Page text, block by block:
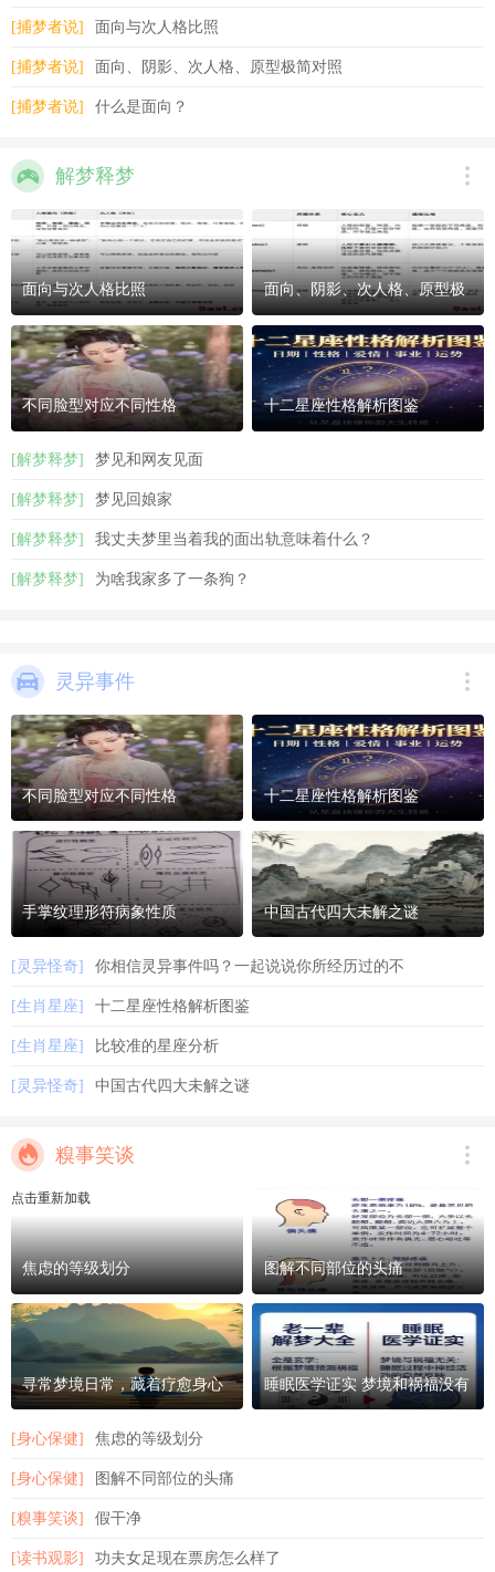
[捕梦者说] 面向与次人格比照
[捕梦者说] 面向、阴影、次人格、原型极简对照
[捕梦者说] 什么是面向？
解梦释梦
面向与次人格比照 面向、阴影、次人格、原型极
简对照
不同脸型对应不同性格 十二星座性格解析图鉴
[解梦释梦] 梦见和网友见面
[解梦释梦] 梦见回娘家
[解梦释梦] 我丈夫梦里当着我的面出轨意味着什么？
[解梦释梦] 为啥我家多了一条狗？
灵异事件
不同脸型对应不同性格 十二星座性格解析图鉴
手掌纹理形符病象性质 中国古代四大未解之谜
[灵异怪奇] 你相信灵异事件吗？一起说说你所经历过的不
[生肖星座] 十二星座性格解析图鉴
[生肖星座] 比较准的星座分析
[灵异怪奇] 中国古代四大未解之谜
糗事笑谈
焦虑的等级划分
点击重新加载
图解不同部位的头痛
寻常梦境日常，藏着疗愈身心 睡眠医学证实 梦境和祸福没有
[身心保健]
焦虑的等级划分
[身心保健] 图解不同部位的头痛
[糗事笑谈] 假干净
[读书观影] 功夫女足现在票房怎么样了